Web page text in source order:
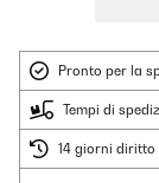
Pronto per la
Tempi di
14 giorni diritto